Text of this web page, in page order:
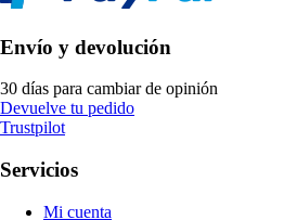
Envío y devolución
30 días para cambiar de opinión
Devuelve tu pedido
Trustpilot
Servicios
Mi cuenta